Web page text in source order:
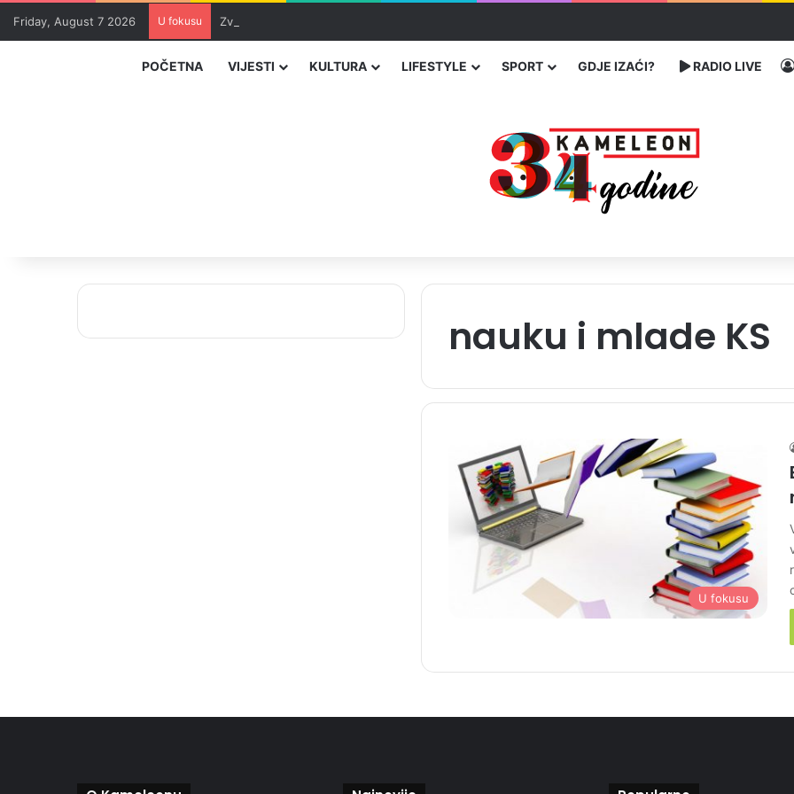
Friday, August 7 2026 U fokusu Zvizdić, Magazinović i Kojović traže poseban status za Memorijalni centar Srebrenica
POČETNA VIJESTI KULTURA LIFESTYLE SPORT GDJE IZAĆI? RADIO LIVE
nauku i mlade KS
U fokusu